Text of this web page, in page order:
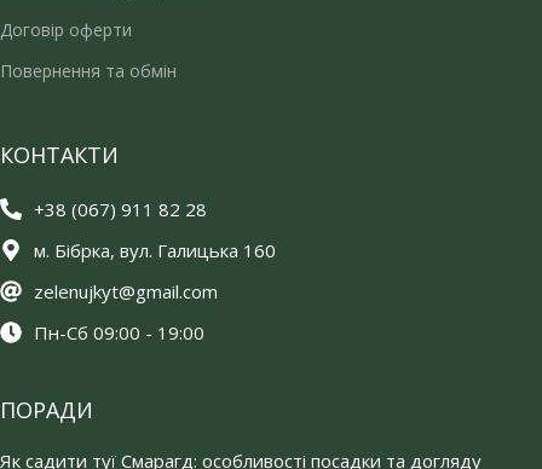
Договір оферти
Повернення та обмін
КОНТАКТИ
+38 (067) 911 82 28
м. Бібрка, вул. Галицька 160
zelenujkyt@gmail.com
Пн-Сб 09:00 - 19:00
ПОРАДИ
Як садити туї Смарагд: особливості посадки та догляду